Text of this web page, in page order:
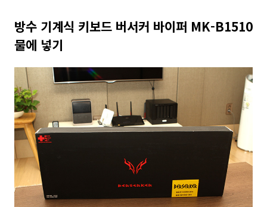
방수 기계식 키보드 버서커 바이퍼 MK-B1510
물에 넣기